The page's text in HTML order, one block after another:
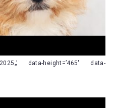
data-height=’465′ data-